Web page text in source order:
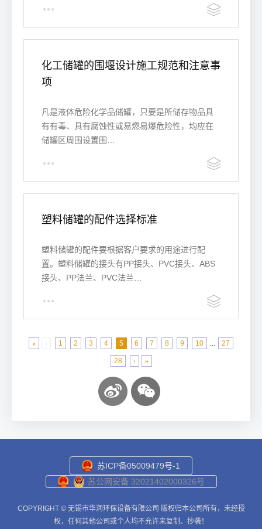
化工储罐的围堰设计施工规范和注意事
项
凡是液体危险化学品储罐，只要是所储存物品具
有有毒、具有腐蚀性或易燃易爆危险性，均应在
储罐区周围设置围…
塑料储罐的配件选择标准
塑料储罐的配件要根据客户要求的用途进行配
置。塑料储罐的接头有PP接头、PVC接头、ABS
接头、PP法兰、PVC法兰…
« ‹ 1 2 3 4 5 6 7 8 9 10 ... 27
28 › »
苏ICP备05009479号-1
苏公网安备 32021402000326号
COPYRIGHT © 无锡市华润环保设备有限公司 版权归本公司所有，未经授
权，任何其他公司或个人均不允许来复制、抄袭！